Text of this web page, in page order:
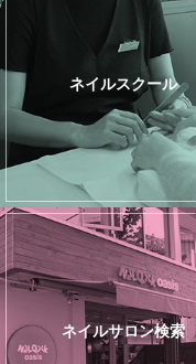
ネイルスクール
ネイルサロン検索